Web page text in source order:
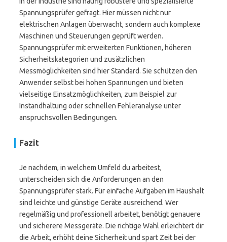
Spannungsprüfer gefragt. Hier müssen nicht nur
elektrischen Anlagen überwacht, sondern auch komplexe
Maschinen und Steuerungen geprüft werden.
Spannungsprüfer mit erweiterten Funktionen, höheren
Sicherheitskategorien und zusätzlichen
Messmöglichkeiten sind hier Standard. Sie schützen den
Anwender selbst bei hohen Spannungen und bieten
vielseitige Einsatzmöglichkeiten, zum Beispiel zur
Instandhaltung oder schnellen Fehleranalyse unter
anspruchsvollen Bedingungen.
Fazit
Je nachdem, in welchem Umfeld du arbeitest,
unterscheiden sich die Anforderungen an den
Spannungsprüfer stark. Für einfache Aufgaben im Haushalt
sind leichte und günstige Geräte ausreichend. Wer
regelmäßig und professionell arbeitet, benötigt genauere
und sicherere Messgeräte. Die richtige Wahl erleichtert dir
die Arbeit, erhöht deine Sicherheit und spart Zeit bei der